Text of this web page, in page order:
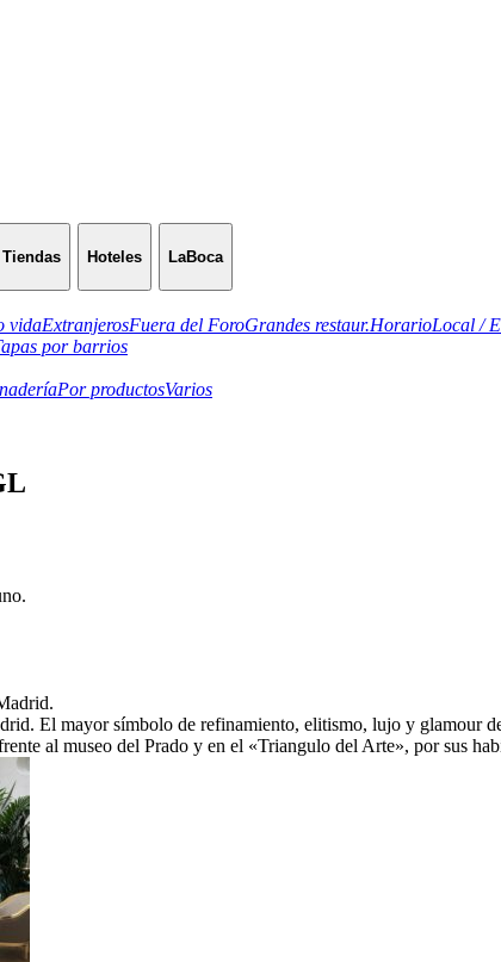
Tiendas Hoteles LaBoca
vidaExtranjerosFuera del ForoGrandes restaur.HorarioLocal /
por barrios
Por productosVarios
El mayor símbolo de refinamiento, elitismo, lujo y glamour
al museo del Prado y en el «Triangulo del Arte», por sus